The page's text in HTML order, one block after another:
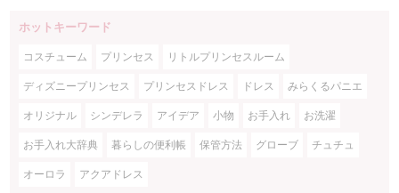
ホットキーワード
コスチューム プリンセス リトルプリンセスルーム
ディズニープリンセス プリンセスドレス ドレス みらくるパニエ
オリジナル シンデレラ アイデア 小物 お手入れ お洗濯
お手入れ大辞典 暮らしの便利帳 保管方法 グローブ チュチュ
オーロラ アクアドレス